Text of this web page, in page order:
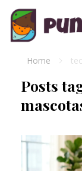
Home
Posts